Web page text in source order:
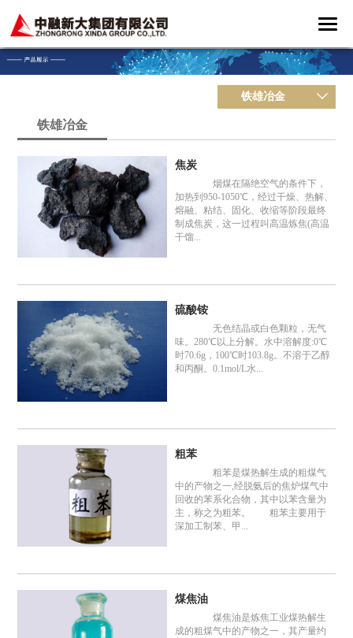
铁雄冶金
铁雄冶金
焦炭
烟煤在隔绝空气的条件下，
加热到950-1050℃，经过干燥、热解、
熔融、粘结、固化、收缩等阶段最终
制成焦炭，这一过程叫高温炼焦(高温
干馏...
硫酸铵
无色结晶或白色颗粒，无气
味。280℃以上分解。水中溶解度:0℃
时70.6g，100℃时103.8g。不溶于乙醇
和丙酮。0.1mol/L水...
粗苯
粗苯是煤热解生成的粗煤气
中的产物之一,经脱氨后的焦炉煤气中
回收的苯系化合物，其中以苯含量为
主，称之为粗苯。 粗苯主要用于
深加工制苯、甲...
煤焦油
煤焦油是炼焦工业煤热解生
成的粗煤气中的产物之一，其产量约